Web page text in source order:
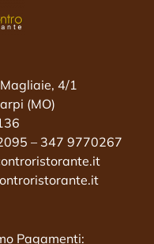
4/1
(MO)
– 347 9770267
Pagamenti: